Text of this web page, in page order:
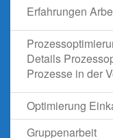
Erfahrungen
Details
Prozesse in der
Optimierung
Gruppenarbeit